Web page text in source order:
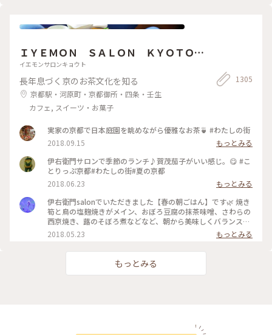
ったりと 優雅に過ごせる お茶じかんでした😊🫖 ✤ーーーーー
化財 #北浜カフェ#大阪カフェ#はじめての投稿 #はじめての投
稿#大阪のおいしいもん #ことりっぷ大阪
ＩＹＥＭＯＮ ＳＡＬＯＮ ＫＹＯＴＯ
伊右衛門サロン京都
イエモンサロンキョウト
長年息づく京のお茶文化を知る
京都駅・河原町・京都御所・四条・壬生
カフェ, スイーツ・お菓子
1305
実家の京都で日本庭園を眺めながら優雅なお茶🍵 #わたしの街
2018.09.15
もっとみる
伊右衛門サロンで季節のランチ♪賀茂茄子がいい感じ。😋 #こ
とりっぷ京都#わたしの街#夏の京都
2018.06.23
もっとみる
伊右衛門salonでいただきました【春の朝ごはん】です🌿 焼き
筍と鳥の塩麹焼きがメイン、おぼろ豆腐の抹茶味噌、さわらの
西京焼き、蕗のそぼろ煮などなど、朝から美味しくバランス良
くいただきました( ´͈ ᵕ `͈ ) 最初にいただいた抹茶入り玄米茶も
本当に美味しくて、つい長居してしまうsalonです♪ #伊右衛
門salon #IYEMONSALON #KYOTO #京都 #季節限定 #春の朝ご
はん #朝ごはん #morning #和食 #塩麹焼き #西京焼き #抹茶 #
筍 #さわら #玄米茶 #京料理 #京野菜 #japan #japanesefood
2018.05.23 もっとみる
もっとみる